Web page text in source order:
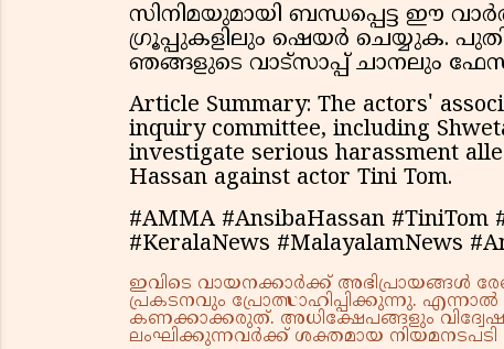
സിനിമയുമായി ബന്ധപ്പെട്ട ഈ
ഗ്രൂപ്പുകളിലും ഷെയർ ചെയ്യുക.
ഞങ്ങളുടെ വാട്സാപ്പ് ചാനലും
Article Summary: The actors'
inquiry committee, including
investigate serious harassment
Hassan against actor Tini Tom.
#AMMA #AnsibaHassan #TiniTom
#KeralaNews #MalayalamNews
ഇവിടെ വായനക്കാർക്ക് അഭിപ്രായങ്ങൾ
പ്രകടനവും പ്രോത്സാഹിപ്പിക്കുന്നു.
കണക്കാക്കരുത്. അധിക്ഷേപങ്ങളും വിദ്വേഷ
ലംഘിക്കുന്നവർക്ക് ശക്തമായ നിയമനടപടി